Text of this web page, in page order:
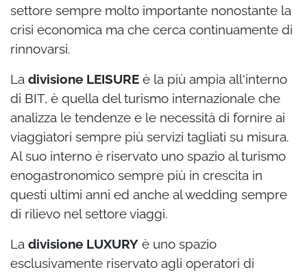
settore sempre molto importante nonostante la
crisi economica ma che cerca continuamente di
rinnovarsi.
La divisione LEISURE è la più ampia all'interno
di BIT, è quella del turismo internazionale che
analizza le tendenze e le necessità di fornire ai
viaggiatori sempre più servizi tagliati su misura.
Al suo interno è riservato uno spazio al turismo
enogastronomico sempre più in crescita in
questi ultimi anni ed anche al wedding sempre
di rilievo nel settore viaggi.
La divisione LUXURY è uno spazio
esclusivamente riservato agli operatori di